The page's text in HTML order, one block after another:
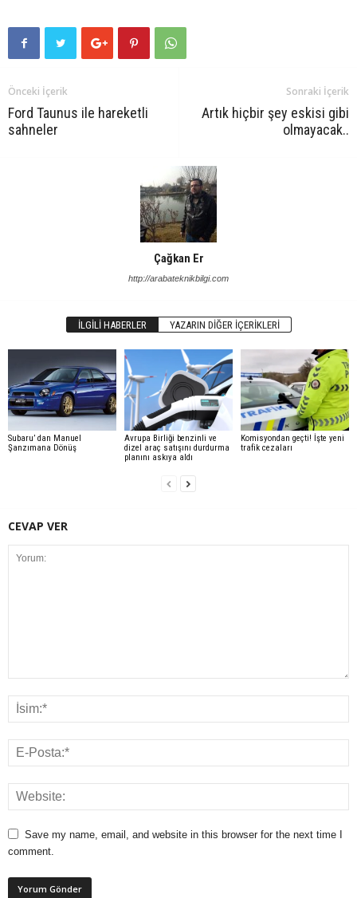
Önceki İçerik
Ford Taunus ile hareketli
sahneler
Sonraki İçerik
Artık hiçbir şey eskisi gibi
olmayacak..
Çağkan Er
http://arabateknikbilgi.com
İLGILI HABERLER YAZARIN DIĞER İÇERIKLERI
Subaru’ dan Manuel
Şanzımana Dönüş
Avrupa Birliği benzinli ve
dizel araç satışını durdurma
planını askıya aldı
Komisyondan geçti! İşte yeni
trafik cezaları
CEVAP VER
Save my name, email, and website in this browser for the next time I
comment.